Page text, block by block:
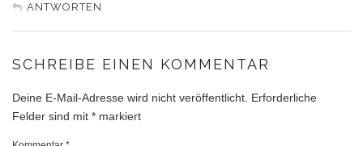
ANTWORTEN
SCHREIBE EINEN KOMMENTAR
Deine E-Mail-Adresse wird nicht veröffentlicht. Erforderliche
Felder sind mit * markiert